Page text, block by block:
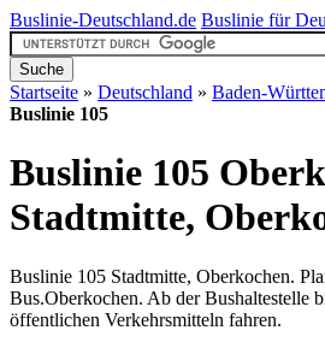
Buslinie-Deutschland.de Buslinie für
Startseite » Deutschland » Baden-
Buslinie 105
Buslinie 105
Stadtmitte,
Buslinie 105 Stadtmitte, Oberkochen.
Bus.Oberkochen. Ab der Bushaltestelle
öffentlichen Verkehrsmitteln fahren.